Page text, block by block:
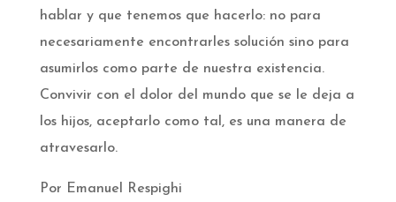
hablar y que tenemos que hacerlo: no para
necesariamente encontrarles solución sino para
asumirlos como parte de nuestra existencia.
Convivir con el dolor del mundo que se le deja a
los hijos, aceptarlo como tal, es una manera de
atravesarlo.
Por Emanuel Respighi